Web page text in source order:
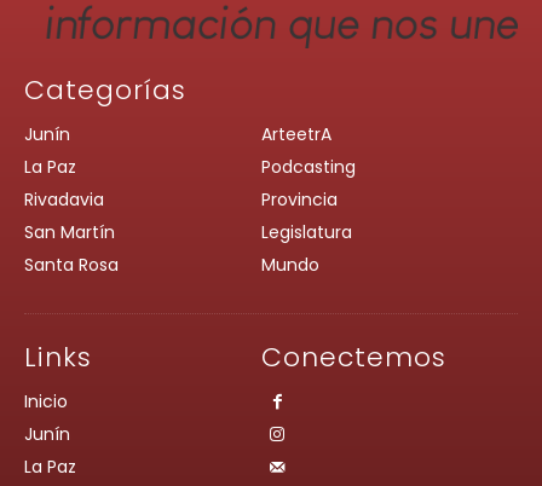
Categorías
Junín
La Paz
Rivadavia
San Martín
Santa Rosa
ArteetrA
Podcasting
Provincia
Legislatura
Mundo
Links
Inicio
Junín
La Paz
Conectemos